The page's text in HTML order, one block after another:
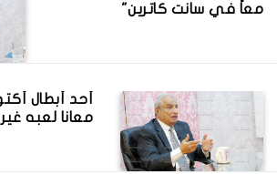
معاً في سانت كاترين"
أحد أبطال
معانا لعبه